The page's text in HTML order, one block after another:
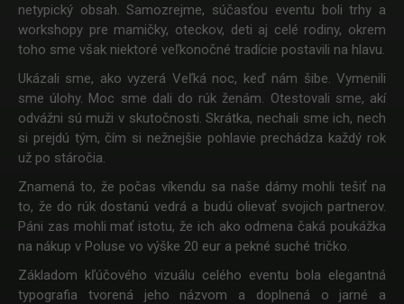
netypický obsah. Samozrejme, súčasťou eventu boli trhy a
workshopy pre mamičky, oteckov, deti aj celé rodiny, okrem
toho sme však niektoré veľkonočné tradície postavili na hlavu.
Ukázali sme, ako vyzerá Veľká noc, keď nám šibe. Vymenili
sme úlohy. Moc sme dali do rúk ženám. Otestovali sme, akí
odvážni sú muži v skutočnosti. Skrátka, nechali sme ich, nech
si prejdú tým, čím si nežnejšie pohlavie prechádza každý rok
už po stáročia.
Znamená to, že počas víkendu sa naše dámy mohli tešiť na
to, že do rúk dostanú vedrá a budú olievať svojich partnerov.
Páni zas mohli mať istotu, že ich ako odmena čaká poukážka
na nákup v Poluse vo výške 20 eur a pekné suché tričko.
Základom kľúčového vizuálu celého eventu bola elegantná
typografia tvorená jeho názvom a doplnená o jarné a